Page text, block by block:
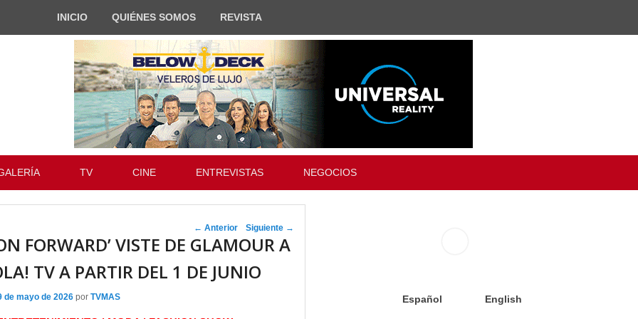
INICIO QUIÉNES SOMOS REVISTA
TV CINE ENTREVISTAS NEGOCIOS
Navegador de
artículos
← Anterior Siguiente →
FORWARD’ VISTE DE GLAMOUR A
TV A PARTIR DEL 1 DE JUNIO
de mayo de 2026 por TVMAS Español English